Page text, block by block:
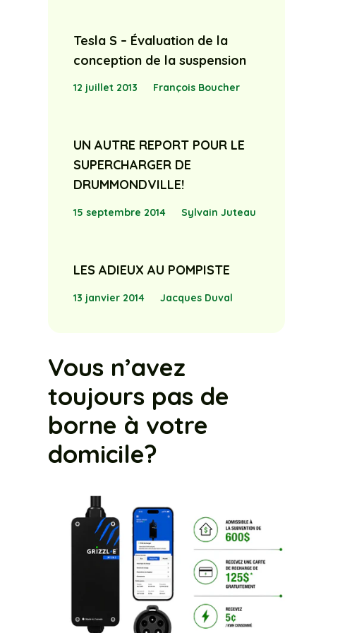
Tesla S – Évaluation de la
conception de la suspension
12 juillet 2013 François Boucher
UN AUTRE REPORT POUR LE
SUPERCHARGER DE
DRUMMONDVILLE!
15 septembre 2014 Sylvain Juteau
LES ADIEUX AU POMPISTE
13 janvier 2014 Jacques Duval
Vous n’avez
toujours pas de
borne à votre
domicile?